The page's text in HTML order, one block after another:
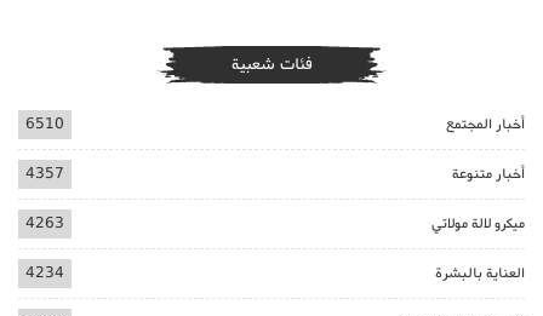
فئات شعبية
أخبار المجتمع 6510
أخبار متنوعة 4357
ميكرو لالة مولاتي 4263
العناية بالبشرة 4234